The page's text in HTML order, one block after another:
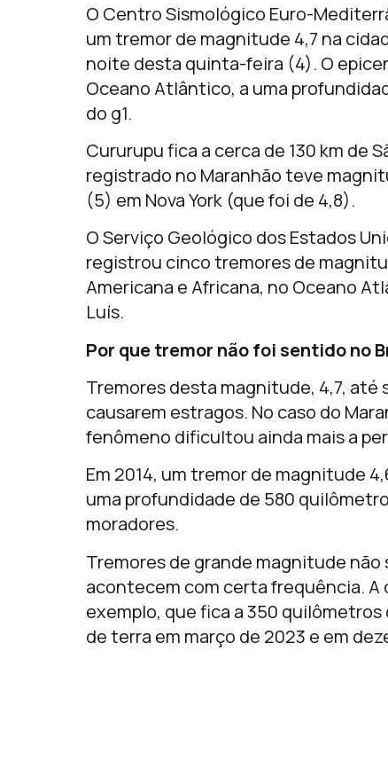
O Centro Sismológico Euro-
um tremor de magnitude 4,7 na
noite desta quinta-feira (4). O
Oceano Atlântico, a uma
do g1.
Cururupu fica a cerca de 130 km de
registrado no Maranhão teve
(5) em Nova York (que foi de 4,8).
O Serviço Geológico dos Estados
registrou cinco tremores de
Americana e Africana, no Oceano
Luís.
Por que tremor não foi sentido no
Tremores desta magnitude, 4,7, até
causarem estragos. No caso do
fenômeno dificultou ainda mais a
Em 2014, um tremor de magnitude
uma profundidade de 580
moradores.
Tremores de grande magnitude não
acontecem com certa frequência. A
exemplo, que fica a 350
de terra em março de 2023 e em